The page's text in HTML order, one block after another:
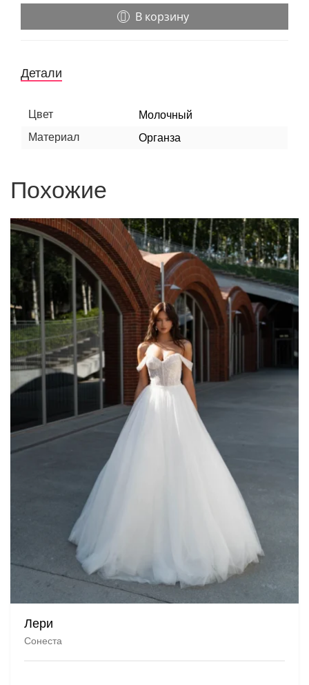
В корзину
Детали
Цвет
Молочный
Материал
Органза
Похожие
Лери
Сонеста